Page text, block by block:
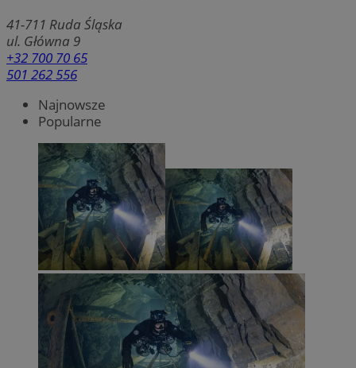
41-711 Ruda Śląska
ul. Główna 9
+32 700 70 65
501 262 556
Najnowsze
Popularne